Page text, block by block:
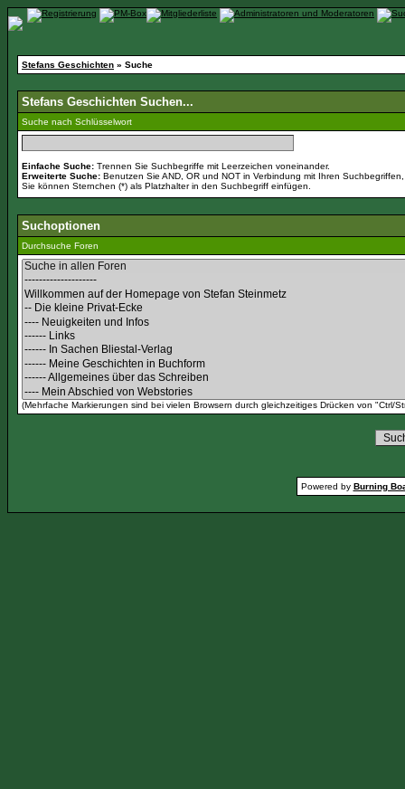
Stefans Geschichten » Suche
Stefans Geschichten Suchen...
Suche nach Schlüsselwort
Einfache Suche: Trennen Sie Suchbegriffe mit Leerzeichen voneinander.
Erweiterte Suche: Benutzen Sie AND, OR und NOT in Verbindung mit Ihren
Sie können Sternchen (*) als Platzhalter in den Suchbegriff einfügen.
Suchoptionen
Durchsuche Foren
(Mehrfache Markierungen sind bei vielen Browsern durch gleichzeitiges Drücken von "Ctrl/
Powered by Burning